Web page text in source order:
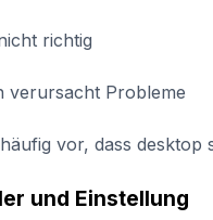
richtig
verursacht Probleme
vor, dass
und Einstellung